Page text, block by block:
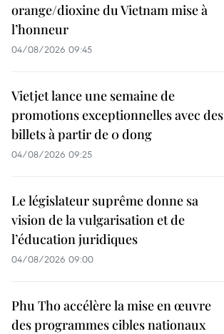
orange/dioxine du Vietnam mise à
l’honneur
04/08/2026 09:45
Vietjet lance une semaine de
promotions exceptionnelles avec des
billets à partir de 0 dong
04/08/2026 09:25
Le législateur suprême donne sa
vision de la vulgarisation et de
l’éducation juridiques
04/08/2026 09:00
Phu Tho accélère la mise en œuvre
des programmes cibles nationaux